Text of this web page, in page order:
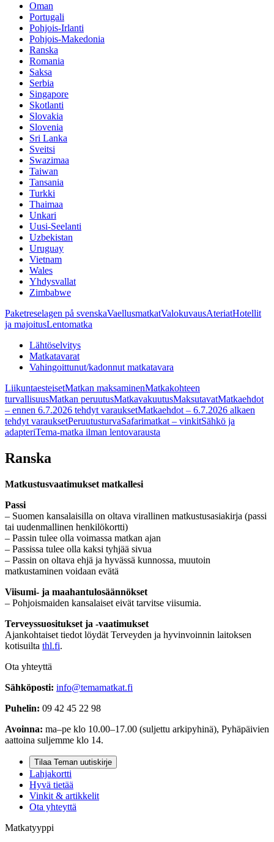
Oman
Portugali
Pohjois-Irlanti
Pohjois-Makedonia
Ranska
Romania
Saksa
Serbia
Singapore
Skotlanti
Slovakia
Slovenia
Sri Lanka
Sveitsi
Swazimaa
Taiwan
Tansania
Turkki
Thaimaa
Unkari
Uusi-Seelanti
Uzbekistan
Uruguay
Vietnam
Wales
Yhdysvallat
Zimbabwe
Paketreselagen på svenskaVaellusmatkatValokuvausAteriatHotellit
ja majoitusLentomatka
Lähtöselvitys
Matkatavarat
Vahingoittunut/kadonnut matkatavara
LiikuntaesteisetMatkan maksaminenMatkakohteen
turvallisuusMatkan peruutusMatkavakuutusMaksutavatMatkaehdot
– ennen 6.7.2026 tehdyt varauksetMatkaehdot – 6.7.2026 alkaen
tehdyt varauksetPeruutusturvaSafarimatkat – vinkitSähkö ja
adapteriTema-matka ilman lentovarausta
Ranska
Matkustusvaatimukset matkallesi
Passi
– Suomen kansalaisilla on oltava virallinen matkustusasiakirja (passi
tai uudenmallinen henkilökortti)
– Passin tulee olla voimassa matkan ajan
– Passissa tulee olla kaksi tyhjää sivua
– Passin on oltava ehjä ja hyvässä kunnossa, muutoin
matkustaminen voidaan evätä
Viisumi- ja maahantulosäännökset
– Pohjoismaiden kansalaiset eivät tarvitse viisumia.
Terveyssuositukset ja -vaatimukset
Ajankohtaiset tiedot löydät Terveyden ja hyvinvoinnin laitoksen
kotisuilta thl.fi.
Ota yhteyttä
Sähköposti: info@temamatkat.fi
Puhelin: 09 42 45 22 98
Avoinna: ma–pe klo 10.00–17.00 (suljettu arkipyhinä), Pyhäpäivien
aattoina suljemme klo 14.
Tilaa Teman uutiskirje
Lahjakortti
Hyvä tietää
Vinkit & artikkelit
Ota yhteyttä
Matkatyyppi